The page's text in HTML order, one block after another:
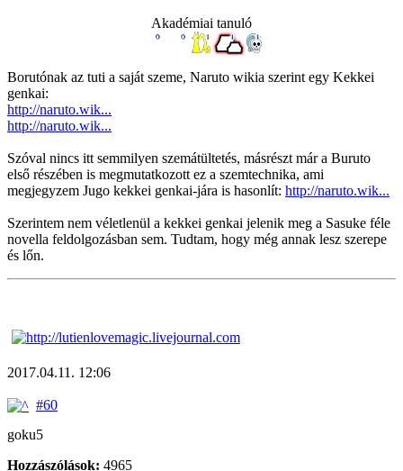
Akadémiai tanuló
Borutónak az tuti a saját szeme, Naruto wikia szerint egy Kekkei
genkai:
http://naruto.wik...
http://naruto.wik...
Szóval nincs itt semmilyen szemátültetés, másrészt már a Buruto
első részében is megmutatkozott ez a szemtechnika, ami
megjegyzem Jugo kekkei genkai-jára is hasonlít: http://naruto.wik...
Szerintem nem véletlenül a kekkei genkai jelenik meg a Sasuke féle
novella feldolgozásban sem. Tudtam, hogy még annak lesz szerepe
és lőn.
2017.04.11. 12:06
#60
goku5
Hozzászólások: 4965